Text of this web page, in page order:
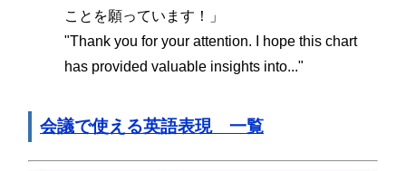
ことを願っています！」
"Thank you for your attention. I hope this chart
has provided valuable insights into..."
会議で使える英語表現 一覧